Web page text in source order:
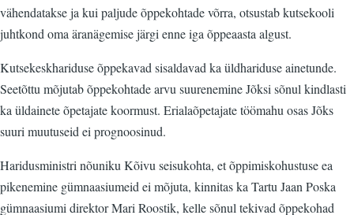
vähendatakse ja kui paljude õppekohtade võrra, otsustab kutsekooli
juhtkond oma äranägemise järgi enne iga õppeaasta algust.
Kutsekeskhariduse õppekavad sisaldavad ka üldhariduse ainetunde.
Seetõttu mõjutab õppekohtade arvu suurenemine Jõksi sõnul kindlasti
ka üldainete õpetajate koormust. Erialaõpetajate töömahu osas Jõks
suuri muutuseid ei prognoosinud.
Haridusministri nõuniku Kõivu seisukohta, et õppimiskohustuse ea
pikenemine gümnaasiumeid ei mõjuta, kinnitas ka Tartu Jaan Poska
gümnaasiumi direktor Mari Roostik, kelle sõnul tekivad õppekohad